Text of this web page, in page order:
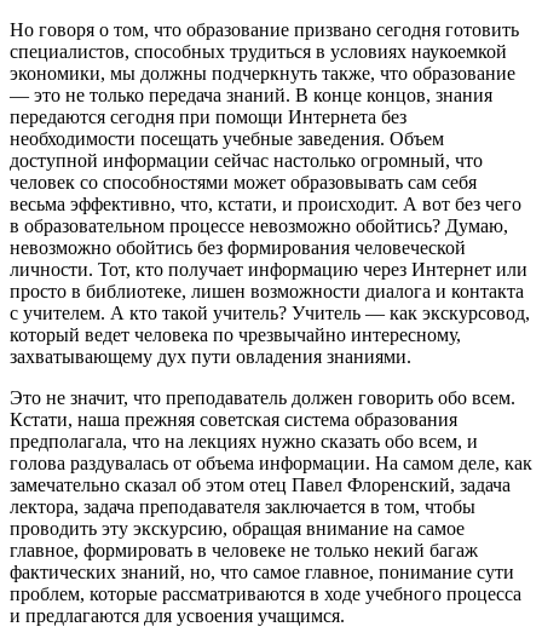
Но говоря о том, что образование призвано сегодня готовить
специалистов, способных трудиться в условиях наукоемкой
экономики, мы должны подчеркнуть также, что образование
— это не только передача знаний. В конце концов, знания
передаются сегодня при помощи Интернета без
необходимости посещать учебные заведения. Объем
доступной информации сейчас настолько огромный, что
человек со способностями может образовывать сам себя
весьма эффективно, что, кстати, и происходит. А вот без чего
в образовательном процессе невозможно обойтись? Думаю,
невозможно обойтись без формирования человеческой
личности. Тот, кто получает информацию через Интернет или
просто в библиотеке, лишен возможности диалога и контакта
с учителем. А кто такой учитель? Учитель — как экскурсовод,
который ведет человека по чрезвычайно интересному,
захватывающему дух пути овладения знаниями.
Это не значит, что преподаватель должен говорить обо всем.
Кстати, наша прежняя советская система образования
предполагала, что на лекциях нужно сказать обо всем, и
голова раздувалась от объема информации. На самом деле, как
замечательно сказал об этом отец Павел Флоренский, задача
лектора, задача преподавателя заключается в том, чтобы
проводить эту экскурсию, обращая внимание на самое
главное, формировать в человеке не только некий багаж
фактических знаний, но, что самое главное, понимание сути
проблем, которые рассматриваются в ходе учебного процесса
и предлагаются для усвоения учащимся.